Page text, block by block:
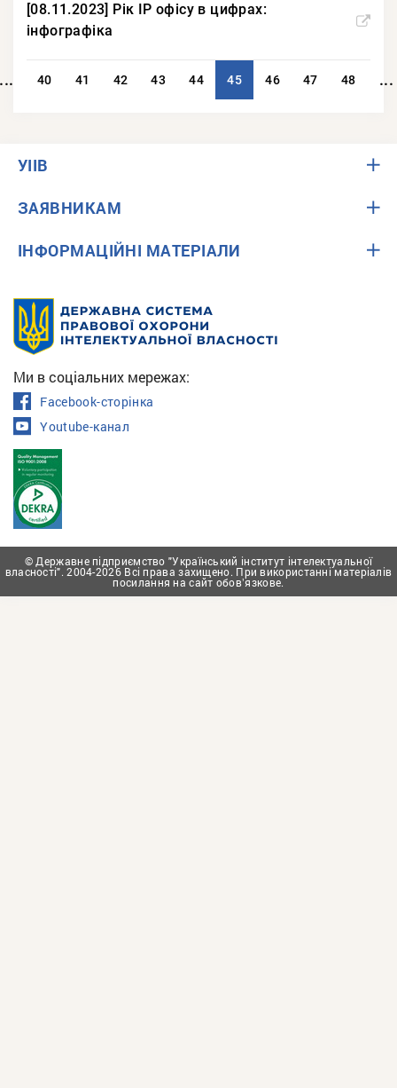
[08.11.2023] Рік IP офісу в цифрах:
інфографіка
... 40 41 42 43 44 45 46 47 48 ...
УІІВ
ЗАЯВНИКАМ
ІНФОРМАЦІЙНІ МАТЕРІАЛИ
Ми в соціальних мережах:
Facebook-сторінка
Youtube-канал
© Державне підприємство "Український інститут інтелектуальної
власності". 2004-2026 Всі права захищено. При використанні матеріалів
посилання на сайт обовʼязкове.